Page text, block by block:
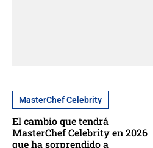
MasterChef Celebrity
El cambio que tendrá
MasterChef Celebrity en 2026
que ha sorprendido a